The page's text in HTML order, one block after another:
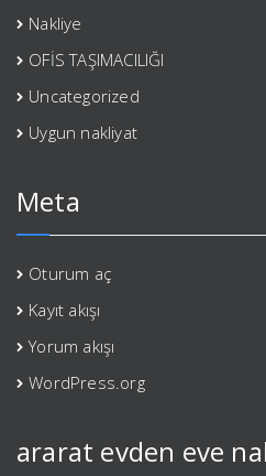
Nakliye
OFİS TAŞIMACILIĞI
Uncategorized
Uygun nakliyat
Meta
Oturum aç
Kayıt akışı
Yorum akışı
WordPress.org
ararat evden eve